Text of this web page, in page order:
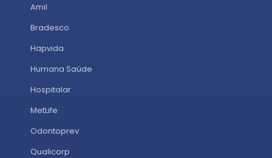
Amil
Bradesco
Hapvida
Humana Saúde
Hospitalar
MetLife
Odontoprev
Qualicorp